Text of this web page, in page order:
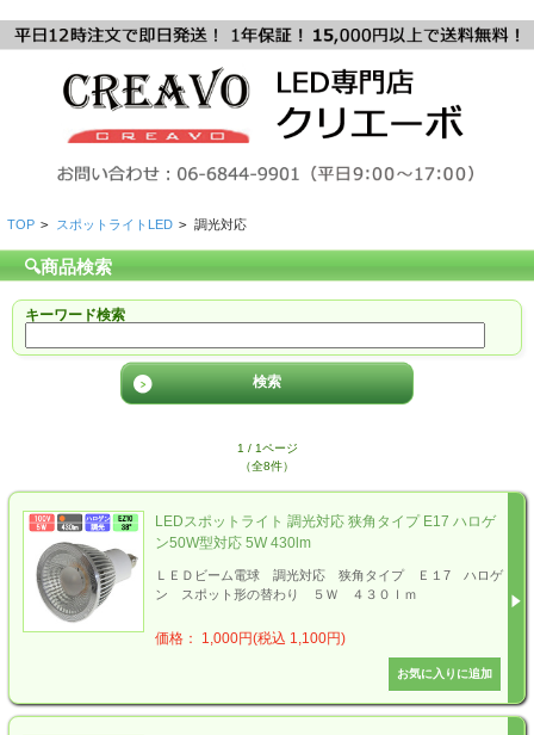
TOP > スポットライトLED > 調光対応
🔍商品検索
キーワード検索
1 / 1ページ
（全8件）
LEDスポットライト 調光対応 狭角タイプ E17 ハロゲ
ン50W型対応 5W 430lm
ＬＥＤビーム電球 調光対応 狭角タイプ Ｅ１7 ハロゲ
ン スポット形の替わり ５Ｗ ４３０ｌｍ
価格： 1,000円(税込 1,100円)